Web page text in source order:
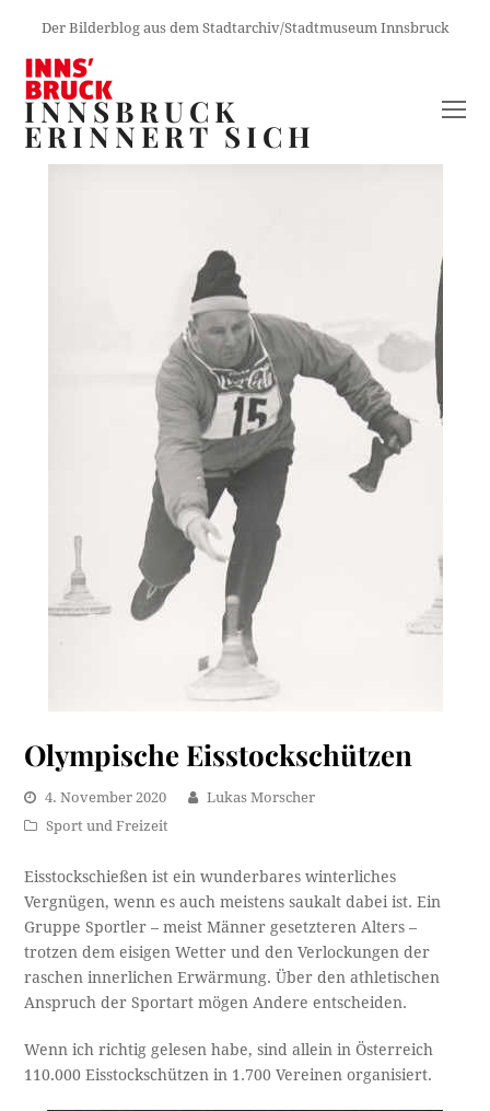
Der Bilderblog aus dem Stadtarchiv/Stadtmuseum Innsbruck
INNSBRUCK
ERINNERT SICH
Olympische Eisstockschützen
4. November 2020
Lukas Morscher
Sport und Freizeit
Eisstockschießen ist ein wunderbares winterliches
Vergnügen, wenn es auch meistens saukalt dabei ist. Ein
Gruppe Sportler – meist Männer gesetzteren Alters –
trotzen dem eisigen Wetter und den Verlockungen der
raschen innerlichen Erwärmung. Über den athletischen
Anspruch der Sportart mögen Andere entscheiden.
Wenn ich richtig gelesen habe, sind allein in Österreich
110.000 Eisstockschützen in 1.700 Vereinen organisiert.